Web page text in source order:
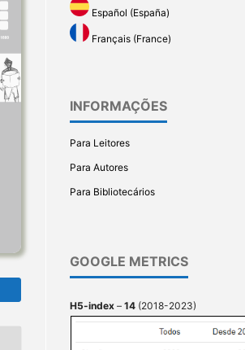
Español (España)
Français (France)
INFORMAÇÕES
Para Leitores
Para Autores
Para Bibliotecários
GOOGLE METRICS
H5-index – 14 (2018-2023)